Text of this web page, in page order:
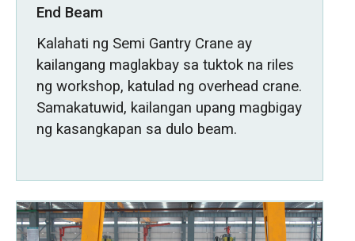
End Beam
Kalahati ng Semi Gantry Crane ay
kailangang maglakbay sa tuktok na riles
ng workshop, katulad ng overhead crane.
Samakatuwid, kailangan upang magbigay
ng kasangkapan sa dulo beam.